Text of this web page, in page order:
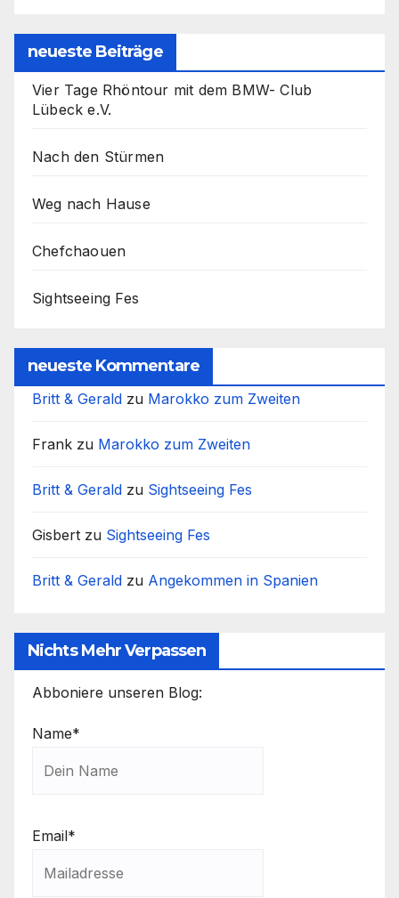
neueste Beiträge
Vier Tage Rhöntour mit dem BMW- Club
Lübeck e.V.
Nach den Stürmen
Weg nach Hause
Chefchaouen
Sightseeing Fes
neueste Kommentare
Britt & Gerald zu Marokko zum Zweiten
Frank zu Marokko zum Zweiten
Britt & Gerald zu Sightseeing Fes
Gisbert zu Sightseeing Fes
Britt & Gerald zu Angekommen in Spanien
Nichts Mehr Verpassen
Abboniere unseren Blog:
Name*
Email*